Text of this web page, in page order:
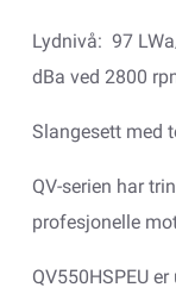
Lydnivå: 97
dBa ved 2800
Slangesett med
QV-serien har
profesjonelle
QV550HSPEU